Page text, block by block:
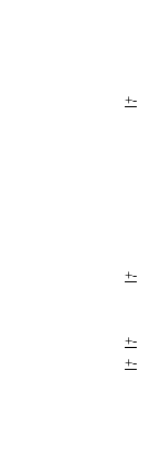
+-
+-
+-
+-